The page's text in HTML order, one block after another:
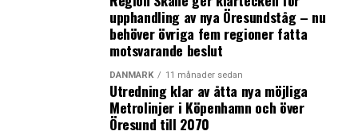
2000
14 490 –
14 990
315 – 385
* summorna avser preliminärt uppskattade
upphandling av nya Öresundståg – nu
behöver övriga fem regioner fatta
motsvarande beslut
DANMARK 11 månader sedan
Utredning klar av åtta nya möjliga
Metrolinjer i Köpenhamn och över
Öresund till 2070